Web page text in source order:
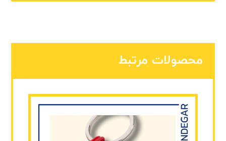
محصولات مرتبط